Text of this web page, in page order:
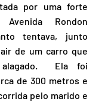
por uma forte
Rondon
tentava, junto
de um carro que
Ela foi
de 300 metros e
pelo marido e